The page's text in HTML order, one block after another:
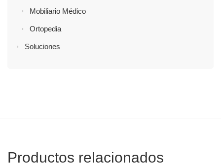
Mobiliario Médico
Ortopedia
Soluciones
Productos relacionados